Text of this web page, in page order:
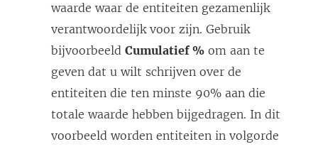
waarde waar de entiteiten gezamenlijk
verantwoordelijk voor zijn. Gebruik
bijvoorbeeld Cumulatief % om aan te
geven dat u wilt schrijven over de
entiteiten die ten minste 90% aan die
totale waarde hebben bijgedragen. In dit
voorbeeld worden entiteiten in volgorde